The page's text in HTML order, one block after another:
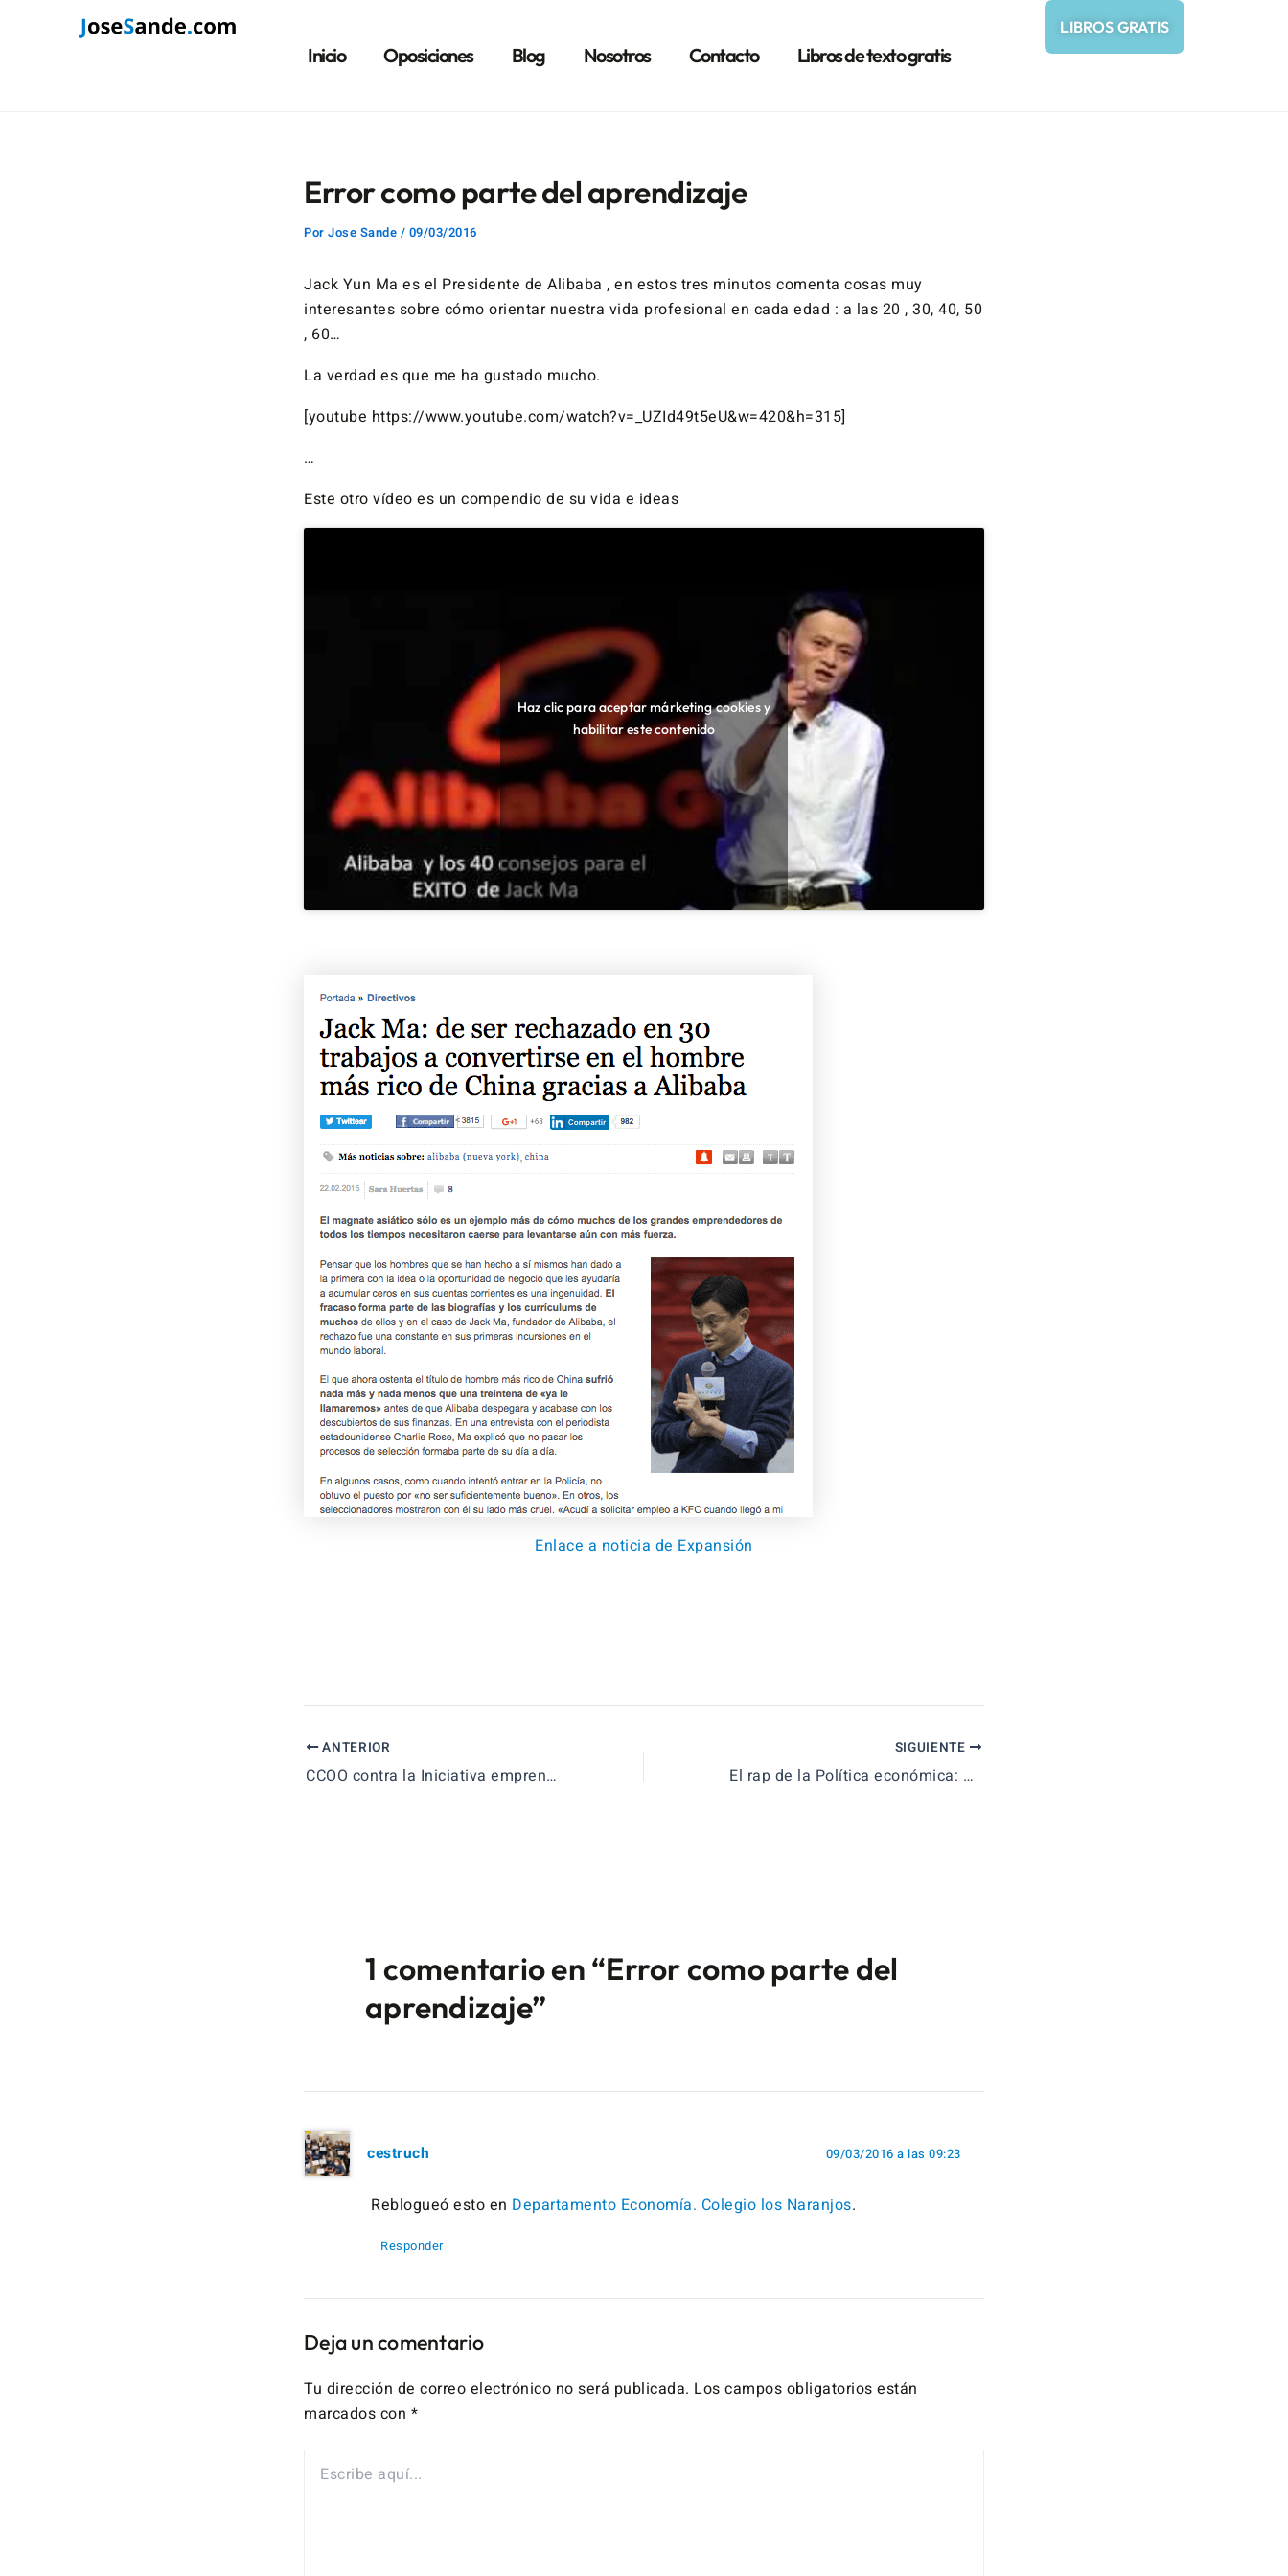
Inicio Oposiciones Blog Nosotros Contacto Libros de texto gratis
LIBROS GRATIS
Error como parte del aprendizaje
Por Jose Sande / 09/03/2016
Jack Yun Ma es el Presidente de Alibaba , en estos tres minutos comenta cosas muy
interesantes sobre cómo orientar nuestra vida profesional en cada edad : a las 20 , 30, 40, 50
, 60…
La verdad es que me ha gustado mucho.
[youtube https://www.youtube.com/watch?v=_UZId49t5eU&w=420&h=315]
…
Este otro vídeo es un compendio de su vida e ideas
Haz clic para aceptar márketing cookies y
habilitar este contenido
Enlace a noticia de Expansión
entradas
ANTERIOR
CCOO contra la Iniciativa emprendedora en la ESO
SIGUIENTE
El rap de la Política económica: Keynes vs Hayek
1 comentario en “Error como parte del
aprendizaje”
cestruch 09/03/2016 a las 09:23
Reblogueó esto en Departamento Economía. Colegio los Naranjos.
Responder
Deja un comentario
Tu dirección de correo electrónico no será publicada. Los campos obligatorios están
marcados con *
AQUÍ...